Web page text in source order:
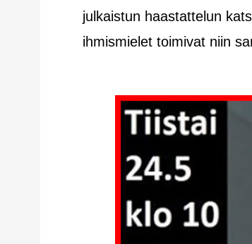
julkaistun haastattelun
ihmismielet toimivat niin